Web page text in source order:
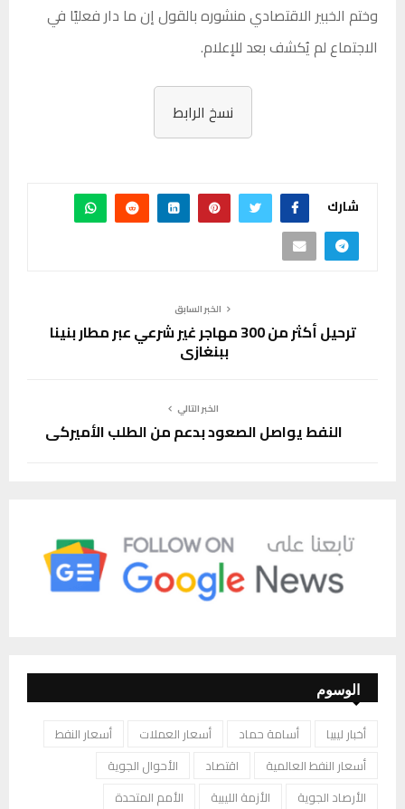
وختم الخبير الاقتصادي منشوره بالقول إن ما دار فعليًا في
الاجتماع لم يُكشف بعد للإعلام.
نسخ الرابط
شارك
الخبر السابق
ترحيل أكثر من 300 مهاجر غير شرعي عبر مطار بنينا
ببنغازي
الخبر التالي
النفط يواصل الصعود بدعم من الطلب الأميركي
الوسوم
أخبار ليبيا أسامة حماد أسعار العملات
أسعار النفط
أسعار النفط العالمية
اقتصاد
الأحوال الجوية
الأرصاد الجوية
الأزمة الليبية
الأمم المتحدة